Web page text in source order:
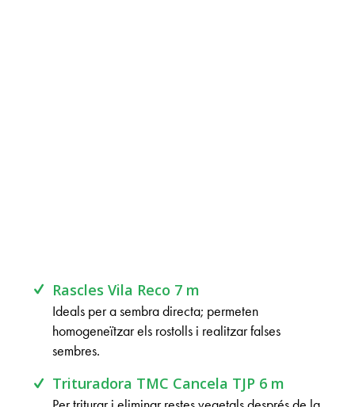
Rascles Vila Reco 7 m
Ideals per a sembra directa; permeten
homogeneïtzar els rostolls i realitzar falses
sembres.
Trituradora TMC Cancela TJP 6 m